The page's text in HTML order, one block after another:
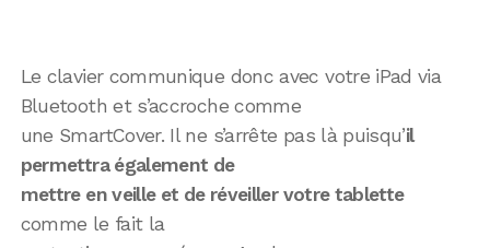
Le clavier communique donc avec votre iPad via
Bluetooth et s’accroche comme
une SmartCover. Il ne s’arrête pas là puisqu’il
permettra également de
mettre en veille et de réveiller votre tablette
comme le fait la